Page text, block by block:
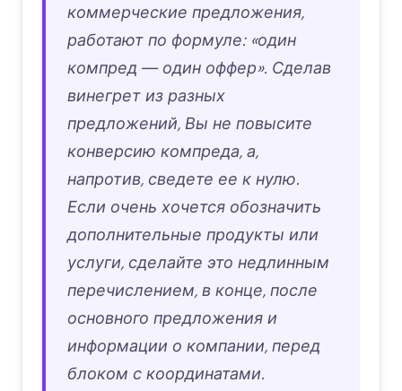
коммерческие предложения,
работают по формуле: «один
компред ― один оффер». Сделав
винегрет из разных
предложений, Вы не повысите
конверсию компреда, а,
напротив, сведете ее к нулю.
Если очень хочется обозначить
дополнительные продукты или
услуги, сделайте это недлинным
перечислением, в конце, после
основного предложения и
информации о компании, перед
блоком с координатами.